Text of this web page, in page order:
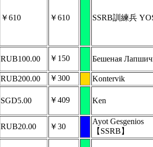
￥610 ￥610 SSRB訓練兵
RUB100.00 ￥150 Бешеная
RUB200.00 ￥300 Kontervik
SGD5.00 ￥409 Ken
RUB20.00 ￥30
Ayot Gesgenios
【SSRB】